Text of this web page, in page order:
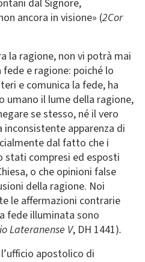
dal Signore,
ancora in visione» (2Cor
la ragione, non vi potrà mai
e ragione: poiché lo
e comunica la fede, ha
umano il lume della ragione,
se stesso, né il vero
apparenza di
dal fatto che i
stati compresi ed esposti
o che opinioni false
della ragione. Noi
le affermazioni contrarie
fede illuminata sono
Lateranense V, DH 1441).
apostolico di